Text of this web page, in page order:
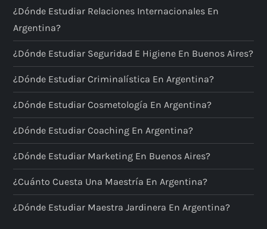
¿Dónde Estudiar Relaciones Internacionales En
Argentina?
¿Dónde Estudiar Seguridad E Higiene En Buenos Aires?
¿Dónde Estudiar Criminalística En Argentina?
¿Dónde Estudiar Cosmetología En Argentina?
¿Dónde Estudiar Coaching En Argentina?
¿Dónde Estudiar Marketing En Buenos Aires?
¿Cuánto Cuesta Una Maestría En Argentina?
¿Dónde Estudiar Maestra Jardinera En Argentina?